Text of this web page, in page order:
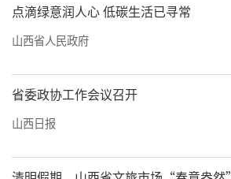
点滴绿意润人心 低碳生活已寻常
山西省人民政府
省委政协工作会议召开
山西日报